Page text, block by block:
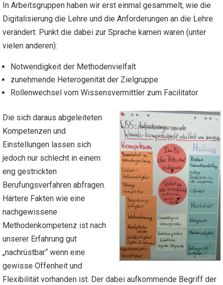
In Arbeitsgruppen haben wir erst einmal gesammelt, wie die
Digitalisierung die Lehre und die Anforderungen an die Lehre
verändert. Punkt die dabei zur Sprache kamen waren (unter
vielen anderen):
Notwendigkeit der Methodenvielfalt
zunehmende Heterogenität der Zielgruppe
Rollenwechsel vom Wissensvermittler zum Facilitator
Die sich daraus abgeleiteten
Kompetenzen und
Einstellungen lassen sich
jedoch nur schlecht in einem
eng gestrickten
Berufungsverfahren abfragen.
Härtere Fakten wie eine
nachgewissene
Methodenkompetenz ist nach
unserer Erfahrung gut
„nachrüstbar“ wenn eine
gewisse Offenheit und
Flexibilität vorhanden ist. Der dabei aufkommende Begriff der